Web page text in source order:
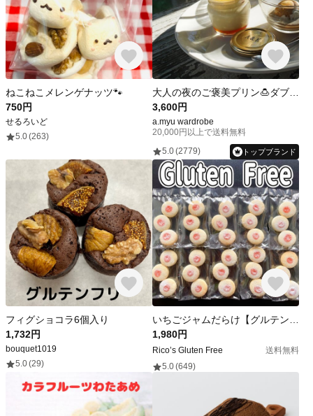
ねこねこメレンゲナッツ🐾
750円
せるろいど
5.0(263)
3,600円
a.myu wardrobe
20,000円以上で送料無料
5.0(2779) トップブランド
フィグショコラ6個入り
1,732円
bouquet1019
5.0(29)
1,980円
Rico’s Gluten Free
送料無料
5.0(649)